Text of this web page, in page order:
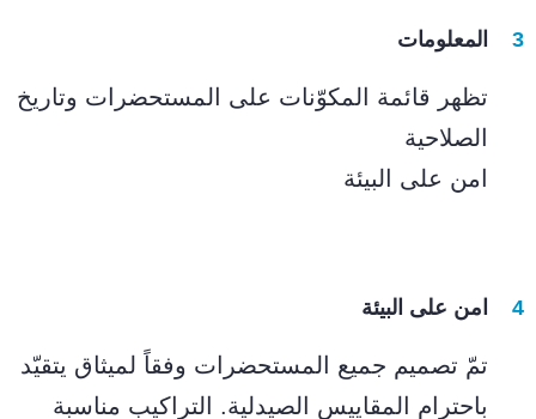
المعلومات
تظهر قائمة المكوّنات على المستحضرات وتاريخ
الصلاحية
امن على البيئة
امن على البيئة
تمّ تصميم جميع المستحضرات وفقاً لميثاق يتقيّد
باحترام المقاييس الصيدلية. التراكيب مناسبة